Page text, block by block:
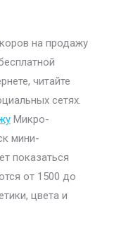
на продажу
читайте
сетях.
Микро-
мини-
показаться
от 1500 до
цвета и